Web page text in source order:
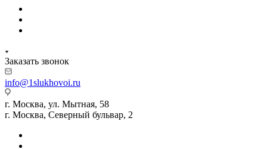
Заказать звонок
info@1slukhovoi.ru
г. Москва, ул. Мытная, 58
г. Москва, Северный бульвар, 2